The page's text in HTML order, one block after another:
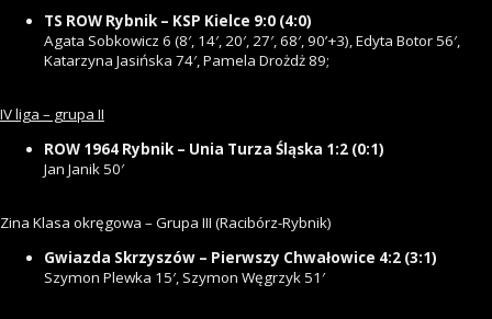
TS ROW Rybnik – KSP Kielce 9:0 (4:0)
Agata Sobkowicz 6 (8′, 14′, 20′, 27′, 68′, 90’+3), Edyta Botor 56′,
Katarzyna Jasińska 74′, Pamela Drożdż 89;
IV liga – grupa II
ROW 1964 Rybnik – Unia Turza Śląska 1:2 (0:1)
Jan Janik 50′
Zina Klasa okręgowa – Grupa III (Racibórz-Rybnik)
Gwiazda Skrzyszów – Pierwszy Chwałowice 4:2 (3:1)
Szymon Plewka 15′, Szymon Węgrzyk 51′